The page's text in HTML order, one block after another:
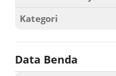
Kategori
Data Benda